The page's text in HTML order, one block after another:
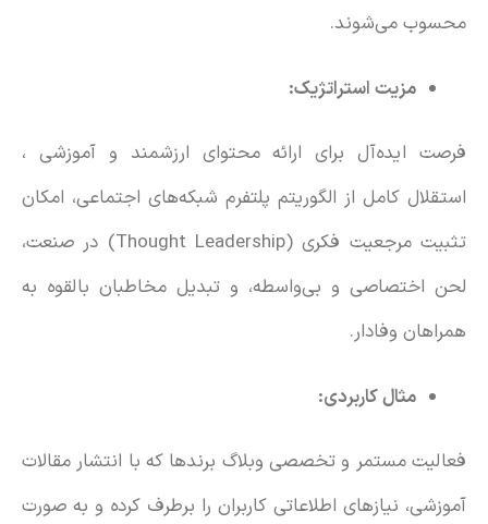
محسوب می‌شوند.
مزیت استراتژیک:
فرصت ایده‌آل برای ارائه محتوای ارزشمند و آموزشی ،
استقلال کامل از الگوریتم پلتفرم‌ شبکه‌های اجتماعی، امکان
تثبیت مرجعیت فکری (Thought Leadership) در صنعت،
لحن اختصاصی و بی‌واسطه، و تبدیل مخاطبان بالقوه به
همراهان وفادار.
مثال‌ کاربردی:
فعالیت مستمر و تخصصی وبلاگ‌ برندها که با انتشار مقالات
آموزشی، نیازهای اطلاعاتی کاربران را برطرف کرده و به صورت